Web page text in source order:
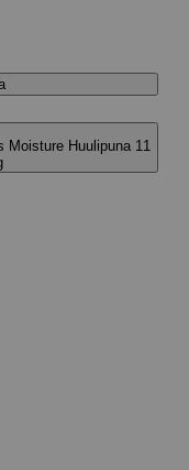
Moisture Huulipuna 11